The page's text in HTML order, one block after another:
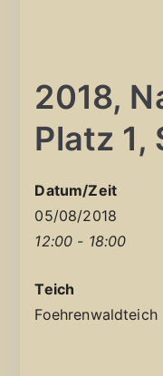
2018,
Platz 1,
Datum/Zeit
05/08/2018
12:00 - 18:00
Teich
Foehrenwaldteich